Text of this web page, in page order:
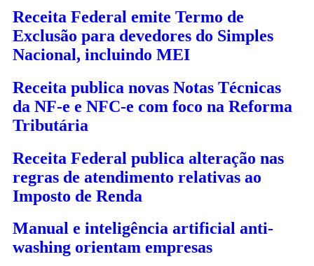
Receita Federal emite Termo de
Exclusão para devedores do Simples
Nacional, incluindo MEI
Receita publica novas Notas Técnicas
da NF-e e NFC-e com foco na Reforma
Tributária
Receita Federal publica alteração nas
regras de atendimento relativas ao
Imposto de Renda
Manual e inteligência artificial anti-
washing orientam empresas